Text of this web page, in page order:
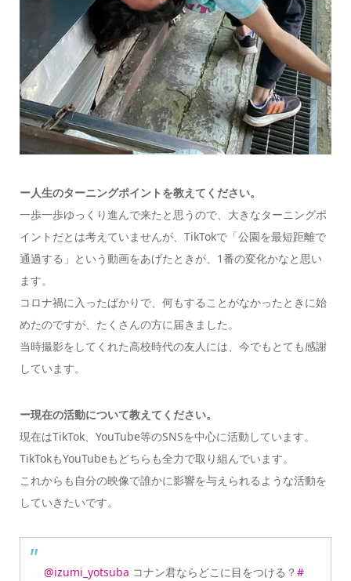
ー人生のターニングポイントを教えてください。
一歩一歩ゆっくり進んで来たと思うので、大きなターニングポ
イントだとは考えていませんが、TikTokで「公園を最短距離で
通過する」という動画をあげたときが、1番の変化かなと思い
ます。
コロナ禍に入ったばかりで、何もすることがなかったときに始
めたのですが、たくさんの方に届きました。
当時撮影をしてくれた高校時代の友人には、今でもとても感謝
しています。
ー現在の活動について教えてください。
現在はTikTok、YouTube等のSNSを中心に活動しています。
TikTokもYouTubeもどちらも全力で取り組んでいます。
これからも自分の映像で誰かに影響を与えられるような活動を
していきたいです。
@izumi_yotsuba コナン君ならどこに目をつける？#